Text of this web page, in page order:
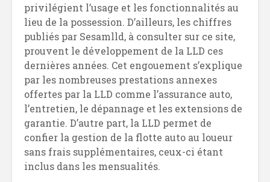
privilégient l’usage et les fonctionnalités au
lieu de la possession. D’ailleurs, les chiffres
publiés par Sesamlld, à consulter sur ce site,
prouvent le développement de la LLD ces
dernières années. Cet engouement s’explique
par les nombreuses prestations annexes
offertes par la LLD comme l’assurance auto,
l’entretien, le dépannage et les extensions de
garantie. D’autre part, la LLD permet de
confier la gestion de la flotte auto au loueur
sans frais supplémentaires, ceux-ci étant
inclus dans les mensualités.